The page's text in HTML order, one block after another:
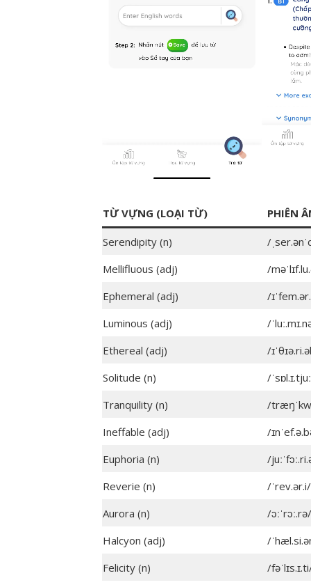
TỪ VỰNG (LOẠI TỪ) PHIÊN
Serendipity (n)
/
Mellifluous (adj)
/
Ephemeral (adj)
/
Luminous (adj)
/
Ethereal (adj)
/
Solitude (n)
/
Tranquility (n)
/
Ineffable (adj)
/
Euphoria (n)
/
Reverie (n)
/ˈrev.ər.i/
Aurora (n)
/ɔːˈrɔː.rə/
Halcyon (adj)
/
Felicity (n)
/